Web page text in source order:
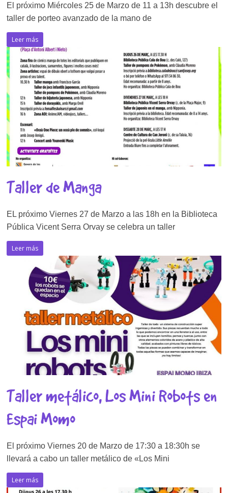
El próximo Miércoles 25 de Marzo de 11 a 13h descubre el
taller de porteo avanzado de la mano de
Leer más
Taller de Manga
EL próximo Viernes 27 de Marzo a las 18h en la Biblioteca
Pública Vicent Serra Orvay se celebra un taller
Leer más
Taller metálico, Los Mini Robots en
Espai Momo
El próximo Viernes 20 de Marzo de 17:30 a 18:30h se
llevará a cabo un taller metálico de «Los Mini
Leer más